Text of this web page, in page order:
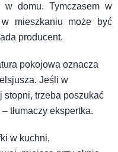
w domu. Tymczasem w
mieszkaniu może być
producent.
pokojowa oznacza
Jeśli w
stopni, trzeba poszukać
tłumaczy ekspertka.
w kuchni,